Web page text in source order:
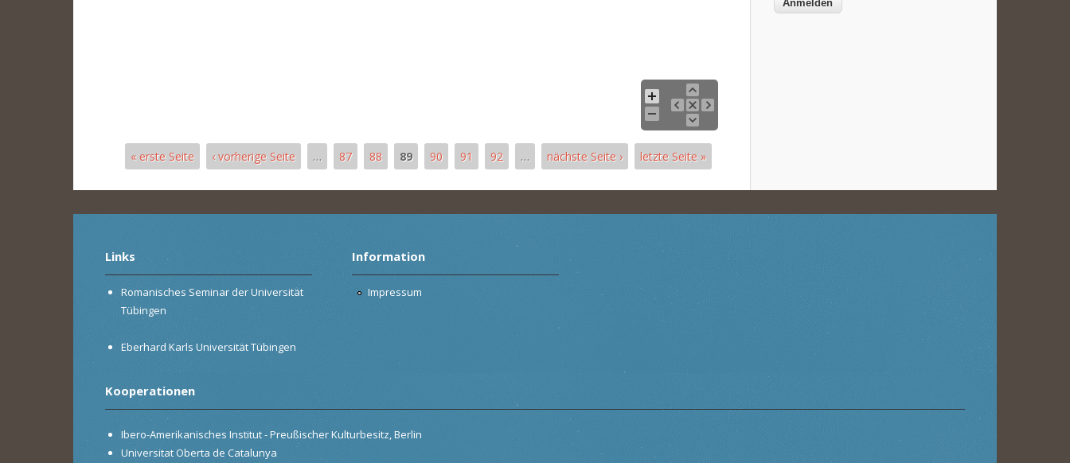
« erste Seite ‹ vorherige Seite … 87 88 89 90 91 92 … nächste Seite › letzte Seite »
Links
Romanisches Seminar der Universität
Tübingen
Eberhard Karls Universität Tübingen
Information
Impressum
Kooperationen
Ibero-Amerikanisches Institut - Preußischer Kulturbesitz, Berlin
Universitat Oberta de Catalunya